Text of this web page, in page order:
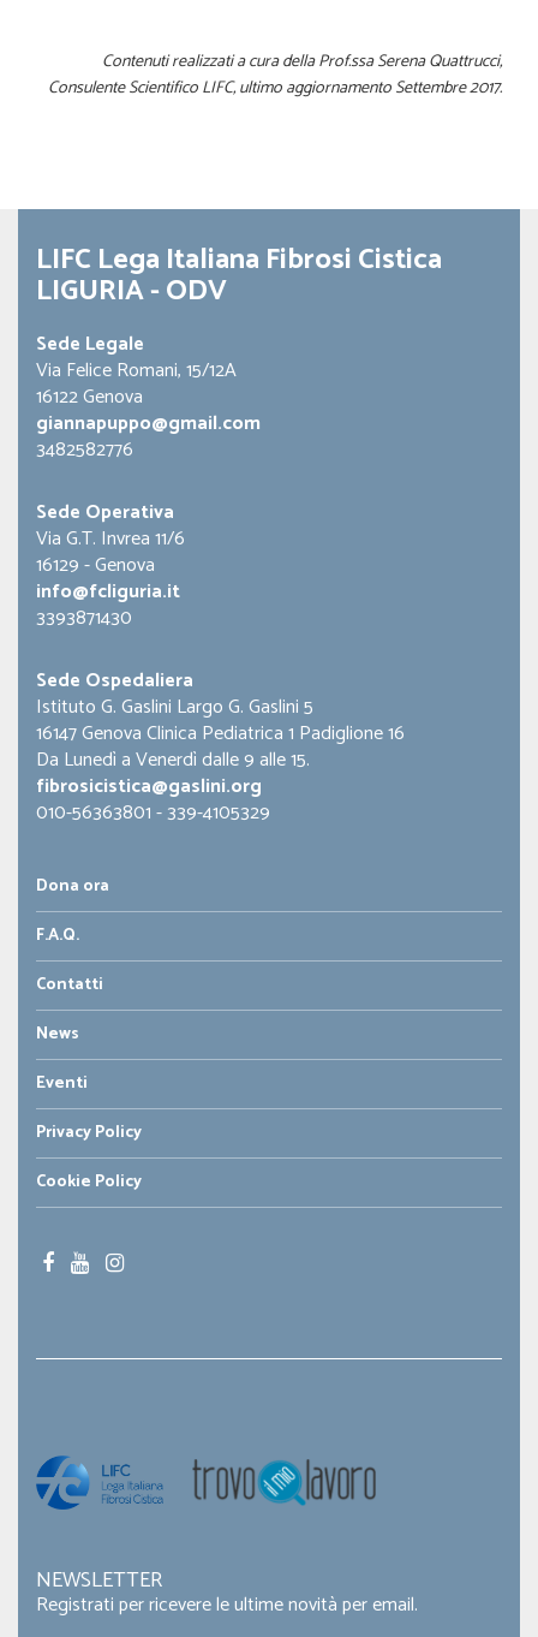
Contenuti realizzati a cura della Prof.ssa Serena Quattrucci,
Consulente Scientifico LIFC, ultimo aggiornamento Settembre 2017.
LIFC Lega Italiana Fibrosi Cistica
LIGURIA - ODV
Sede Legale
Via Felice Romani, 15/12A
16122 Genova
giannapuppo@gmail.com
3482582776
Sede Operativa
Via G.T. Invrea 11/6
16129 - Genova
info@fcliguria.it
3393871430
Sede Ospedaliera
Istituto G. Gaslini Largo G. Gaslini 5
16147 Genova Clinica Pediatrica 1 Padiglione 16
Da Lunedì a Venerdì dalle 9 alle 15.
fibrosicistica@gaslini.org
010-56363801 - 339-4105329
Dona ora
F.A.Q.
Contatti
News
Eventi
Privacy Policy
Cookie Policy
NEWSLETTER
Registrati per ricevere le ultime novità per email.